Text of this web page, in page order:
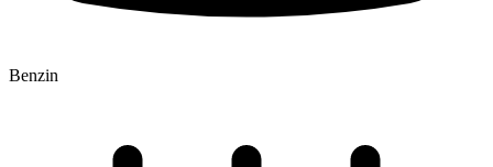
Benzin